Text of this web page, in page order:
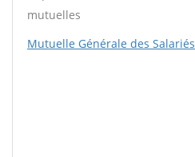
mutuelles
Mutuelle Générale des Salariés